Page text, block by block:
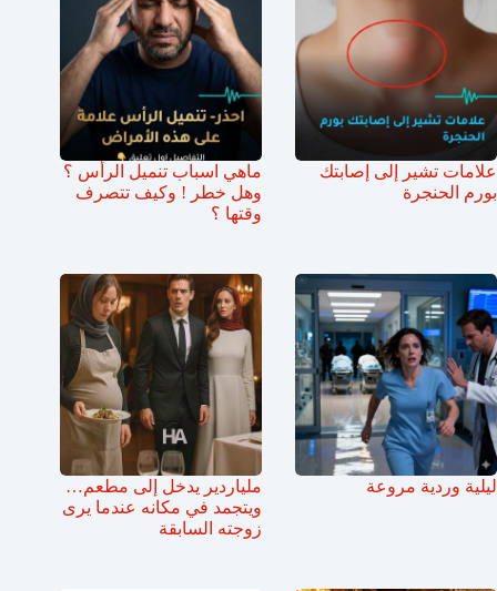
علامات تشير إلى إصابتك
بورم الحنجرة
ماهي اسباب تنميل الرأس ؟
وهل خطر ! وكيف تتصرف
وقتها ؟
ليلية وردية مروعة
ملياردير يدخل إلى مطعم…
ويتجمد في مكانه عندما يرى
زوجته السابقة